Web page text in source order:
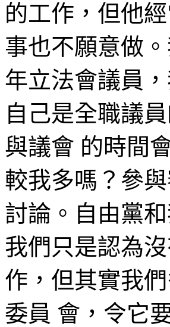
的工作，但他
事也不願意做
年立法會議員
自己是全職議
與議會 的時間
較我多嗎？參
討論。自由黨
我們只是認為
作，但其實我
委員 會，令它